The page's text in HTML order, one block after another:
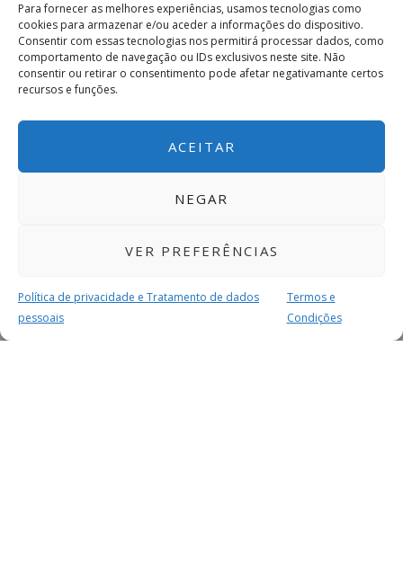
Para fornecer as melhores experiências, usamos tecnologias como
cookies para armazenar e/ou aceder a informações do dispositivo.
Consentir com essas tecnologias nos permitirá processar dados, como
comportamento de navegação ou IDs exclusivos neste site. Não
consentir ou retirar o consentimento pode afetar negativamante certos
recursos e funções.
ACEITAR
NEGAR
VER PREFERÊNCIAS
Política de privacidade e Tratamento de dados
pessoais
Termos e
Condições